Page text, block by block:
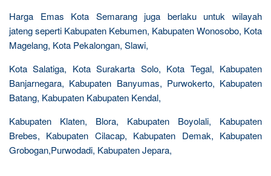
Harga Emas Kota Semarang juga berlaku untuk wilayah
jateng seperti Kabupaten Kebumen, Kabupaten Wonosobo, Kota
Magelang, Kota Pekalongan, Slawi,
Kota Salatiga, Kota Surakarta Solo, Kota Tegal, Kabupaten
Banjarnegara, Kabupaten Banyumas, Purwokerto, Kabupaten
Batang, Kabupaten Kabupaten Kendal,
Kabupaten Klaten, Blora, Kabupaten Boyolali, Kabupaten
Brebes, Kabupaten Cilacap, Kabupaten Demak, Kabupaten
Grobogan,Purwodadi, Kabupaten Jepara,